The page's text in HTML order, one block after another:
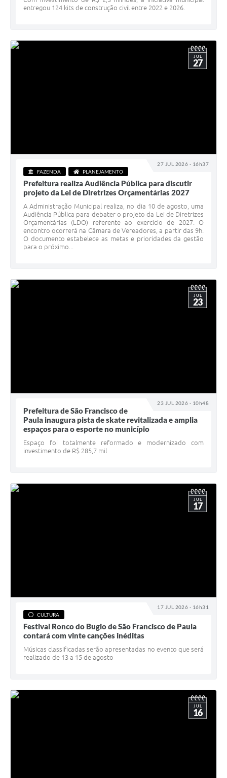
entregou 124 kits de construção civil entre 2022 e 2026.
27 JUL 2026 - 16h37
JUL
27
FAZENDA PLANEJAMENTO
Prefeitura realiza Audiência Pública para discutir
projeto da Lei de Diretrizes Orçamentárias 2027
A Administração Municipal realiza, no dia 10 de agosto, uma
Audiência Pública para debater o projeto da Lei de Diretrizes
Orçamentárias (LDO) referente ao exercício de 2027. O
encontro ocorrerá na Câmara de Vereadores, a partir das 9h.
O documento estabelece as metas e prioridades da gestão
para o próximo...
23 JUL 2026 - 10h48
JUL
23
Prefeitura de São Francisco de
Paula inaugura pista de skate revitalizada e amplia
espaços para o esporte no município
Espaço foi totalmente reformado e modernizado com
investimento de R$ 285,7 mil
17 JUL 2026 - 16h31
JUL
17
CULTURA
Festival Ronco do Bugio de São Francisco de Paula
contará com vinte canções inéditas
Músicas classificadas serão apresentadas no evento que será
realizado de 13 a 15 de agosto
JUL
16